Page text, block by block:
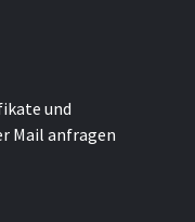
und
Mail anfragen